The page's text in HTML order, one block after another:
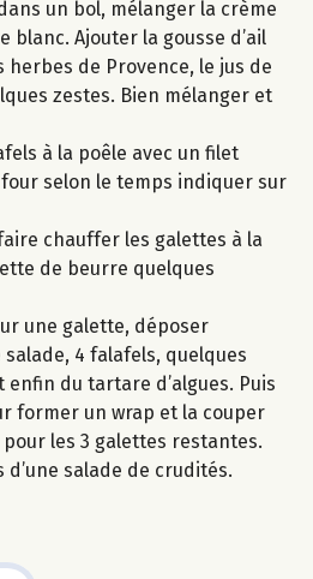
un bol, mélanger la crème
blanc. Ajouter la gousse d’ail
herbes de Provence, le jus de
zestes. Bien mélanger et
à la poêle avec un filet
four selon le temps indiquer sur
chauffer les galettes à la
de beurre quelques
une galette, déposer
4 falafels, quelques
enfin du tartare d’algues. Puis
former un wrap et la couper
pour les 3 galettes restantes.
salade de crudités.